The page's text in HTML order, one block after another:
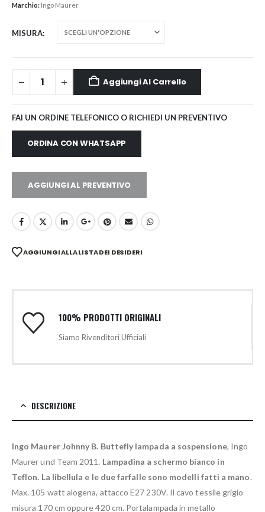
Marchio: Ingo Maurer
MISURA
Aggiungi Al Carrello
FAI UN ORDINE TELEFONICO O RICHIEDI UN PREVENTIVO
ORDINA CON WHATSAPP
AGGIUNGI AL PREVENTIVO
AGGIUNGI ALLA LISTA DEI DESIDERI
100% PRODOTTI ORIGINALI
Siamo Rivenditori Ufficiali
DESCRIZIONE
Ingo Maurer Johnny B. Buttefly lampada a sospensione, Ingo
Maurer und Team 2011. Lampadina a schermo bianco in
Teflon. La libellula e le due farfalle sono modelli fatti a mano.
Max. 105 watt alogena, attacco E27 230V. Il cavo tessile grigio
misura 170 cm oppure 420 cm. Portalampada in metallo